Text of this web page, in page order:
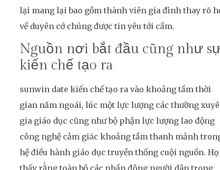
lại mang lại bao gồm thành viên gia đình thay rõ
về duyên cớ chúng được tin yêu tới cầm.
Nguồn nơi bắt đầu cũng như
kiến chế tạo ra
sunwin date kiến chế tạo ra vào khoảng tầm thời
gian năm ngoái, lúc một lực lượng các thường
gia giáo dục cũng như bộ phận lực lượng lao động
công nghệ cảm giác khoảng tầm thanh mảnh
hệ điều hành giáo dục truyền thống cuội nguồn. Họ